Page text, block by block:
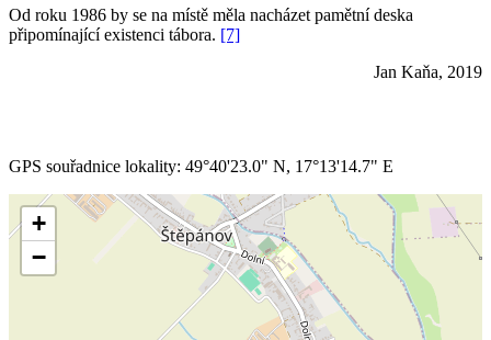
Od roku 1986 by se na místě měla nacházet pamětní deska
připomínající existenci tábora. [7]
Jan Kaňa, 2019
GPS souřadnice lokality: 49°40'23.0" N, 17°13'14.7" E
+
−